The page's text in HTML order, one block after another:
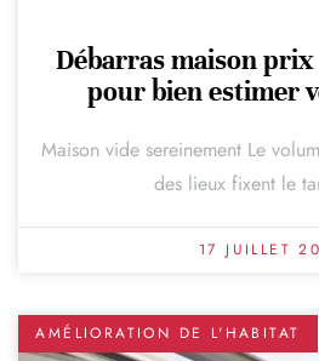
Débarras maison
pour bien estimer
Maison vide sereinement Le
des lieux fixent le
17 JUILLET
AMÉLIORATION DE L'HABITAT